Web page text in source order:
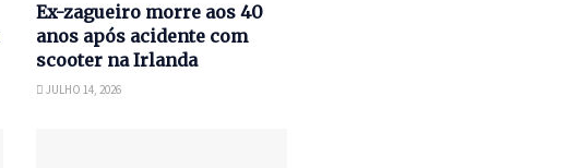
Ex-zagueiro morre aos 40
anos após acidente com
scooter na Irlanda
JULHO 14, 2026